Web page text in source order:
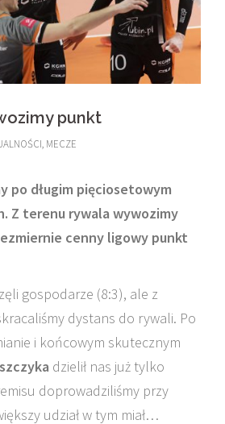
punkt
, MECZE
po długim pięciosetowym
Z terenu rywala wywozimy
cenny ligowy punkt
gospodarze (8:3), ale z
dystans do rywali. Po
i końcowym skutecznym
dzielił nas już tylko
doprowadziliśmy przy
udział w tym miał…